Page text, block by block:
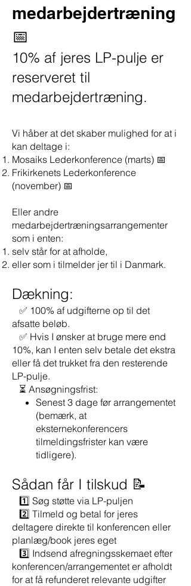
medarbejdertræning
📅
10% af jeres LP-pulje er
reserveret til
medarbejdertræning.
Vi håber at det skaber mulighed for at i
kan deltage i:
Mosaiks Lederkonference (marts) 📅
Frikirkenets Lederkonference
(november) 📅
Eller andre
medarbejdertræningsarrangementer
som i enten:
selv står for at afholde,
eller som i tilmelder jer til i Danmark.
Dækning:
✅ 100% af udgifterne op til det
afsatte beløb.
✅ Hvis I ønsker at bruge mere end
10%, kan I enten selv betale det ekstra
eller få det trukket fra den resterende
LP-pulje.
⏳ Ansøgningsfrist:
Senest 3 dage før arrangementet
(bemærk, at
eksternekonferencers
tilmeldingsfrister kan være
tidligere).
Sådan får I tilskud 📝
1️⃣ Søg støtte via LP-puljen
2️⃣ Tilmeld og betal for jeres
deltagere direkte til konferencen eller
planlæg/book jeres eget
3️⃣ Indsend afregningsskemaet efter
konferencen/arrangementet er afholdt
for at få refunderet relevante udgifter